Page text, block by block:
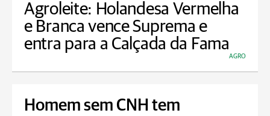
Agroleite: Holandesa Vermelha
e Branca vence Suprema e
entra para a Calçada da Fama
AGRO
Homem sem CNH tem